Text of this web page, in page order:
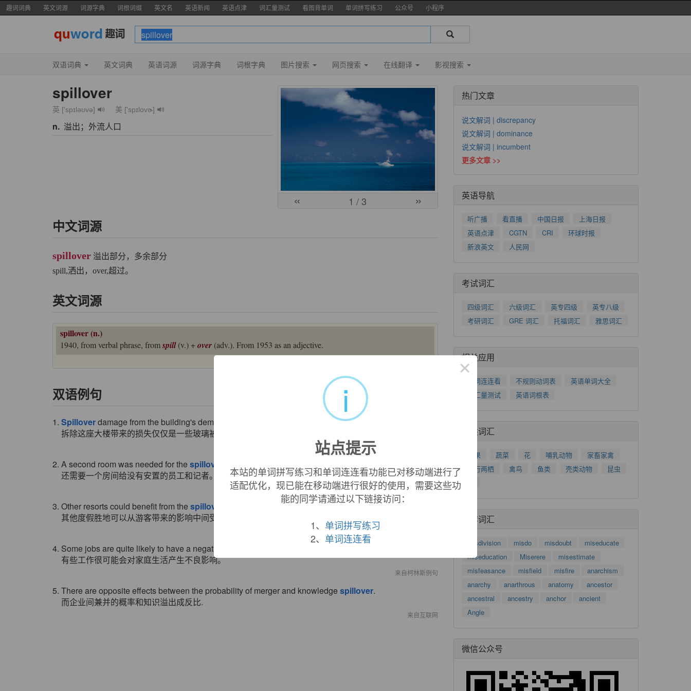
趣词词典 英文词源 词源字典 词根词缀 英文名 英语新闻 英语点津 词汇量测试 看图背单词 单词拼写练习 公众号 小程序
双语词典 英文词典 英语词源 词源字典 词根字典 图片搜索 网页搜索 在线翻译 影视搜索
spillover
英 ['spɪləʊvə] 美 ['spɪlovɚ]
n. 溢出；外流人口
« 1 / 3 »
中文词源
spillover 溢出部分，多余部分
spill,洒出，over,超过。
英文词源
spillover (n.)
1940, from verbal phrase, fromspill(v.) +over (adv.). From 1953 as an adjective.
双语例句
1. Spilloverdamage from the building's demolition was confined to some broken glass.
拆除这座大楼带来的损失仅仅是一些玻璃被震碎了。
2. A second room was needed for the spillover
还需要一个房间给没有安置的员工和记者。
来自《权威词典》
3. Other resorts could benefit from the spillover
其他度假胜地可以从游客带来的影响中间受益.
来自《简明英汉词典》
4. Some jobs are quite likely to have a negative
有些工作很可能会对家庭生活产生不良影响。
来自柯林斯例句
5. There are opposite effects between the probability of merger and knowledge spillover.
而企业间兼并的概率和知识溢出成反比.
来自互联网
热门文章
说文解词 | discrepancy
说文解词 | dominance
说文解词 | incumbent
更多文章 >>
英语导航
听广播 看直播 中国日报
上海日报
英语点津
CGTN CRI
环球时报
新浪英文
人民网
考试词汇
四级词汇 六级词汇 英专四级
英专八级
考研词汇
GRE 词汇 托福词汇 雅思词汇
相关应用
单词连连看 不规则动词表
英语单词大全
词汇量测试
英语词根表
分类词汇
水果 蔬菜 花 哺乳动物
家畜家禽
爬行两栖
禽鸟 鱼类 壳类动物
昆虫
推荐词汇
misdivision misdo misdoubt
miseducate
miseducation
Miserere
misestimate
misfeasance
misfield misfire
anarchism
anarchy
anarthrous anatomy
ancestor
ancestral
ancestry anchor
ancient
Angle
微信公众号
×
i
站点提示
本站的单词拼写练习和单词连连看功能已对移动端进行了
适配优化，现已能在移动端进行很好的使用，需要这些功
能的同学请通过以下链接访问：
1、 单词拼写练习
2、 单词连连看